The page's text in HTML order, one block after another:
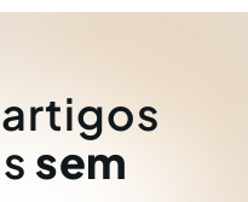
artigos
sem